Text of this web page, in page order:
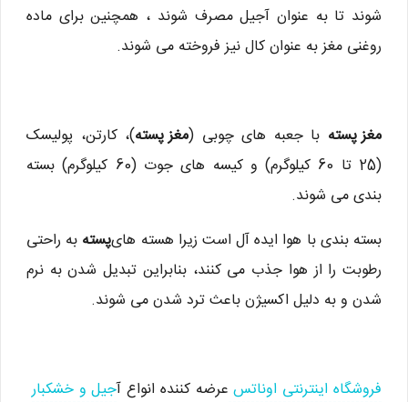
شوند تا به عنوان آجیل مصرف شوند ، همچنین برای ماده
روغنی مغز به عنوان کال نیز فروخته می شوند.
مغز پسته با جعبه های چوبی (مغز پسته)، کارتن، پولیسک
(25 تا 60 کیلوگرم) و کیسه های جوت (60 کیلوگرم) بسته
بندی می شوند.
بسته بندی با هوا ایده آل است زیرا هسته هایپسته به راحتی
رطوبت را از هوا جذب می کنند، بنابراین تبدیل شدن به نرم
شدن و به دلیل اکسیژن باعث ترد شدن می شوند.
فروشگاه اینترنتی اوناتس عرضه کننده انواع آجیل و خشکبار